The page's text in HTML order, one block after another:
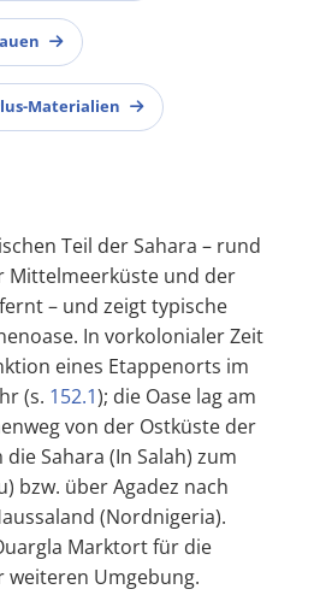
Materialien
Teil der Sahara – rund
Mittelmeerküste und der
– und zeigt typische
In vorkolonialer Zeit
eines Etappenorts im
(s. 152.1); die Oase lag am
von der Ostküste der
Sahara (In Salah) zum
bzw. über Agadez nach
(Nordnigeria).
Marktort für die
Umgebung.